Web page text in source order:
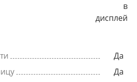
в
дисплей
Да
Да